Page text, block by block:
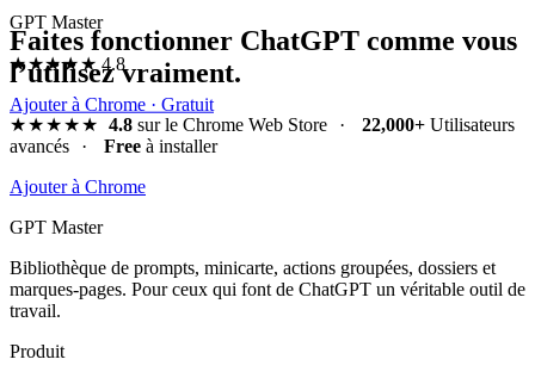
GPT Master
★★★★★ 4.8
Ajouter à Chrome · Gratuit
Faites fonctionner ChatGPT comme vous
l’utilisez vraiment.
★★★★★ 4.8sur le Chrome Web Store · 22,000+Utilisateurs
avancés
· Free à installer
Ajouter à Chrome
GPT Master
Bibliothèque de prompts, minicarte, actions groupées, dossiers et
marques-pages. Pour ceux qui font de ChatGPT un véritable outil de
travail.
Produit